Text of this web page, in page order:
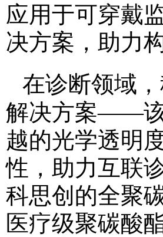
应用于可穿戴
决方案，助力
在诊断领域
解决方案——
越的光学透明
性，助力互联
科思创的全聚
医疗级聚碳酸